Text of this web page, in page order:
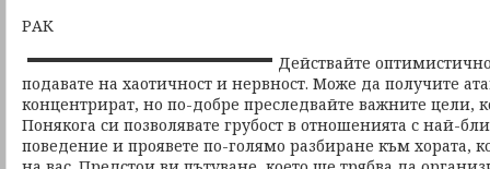
РАК
Действайте
подавате на хаотичност и нервност. Може да получите
концентрират, но по-добре преследвайте важните цели,
Понякога си позволявате грубост в отношенията с най-
поведение и проявете по-голямо разбиране към хората,